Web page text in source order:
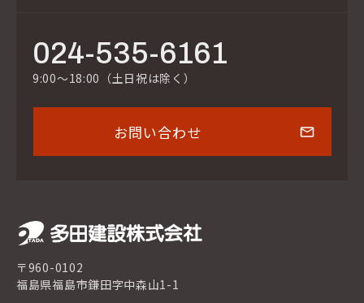
024-535-6161
9:00～18:00（土日祝は除く）
お問い合わせ
〒960-0102
福島県福島市鎌田字中森山1-1